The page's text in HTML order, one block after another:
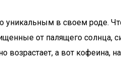
в своем роде.
от палящего
а вот кофеина,